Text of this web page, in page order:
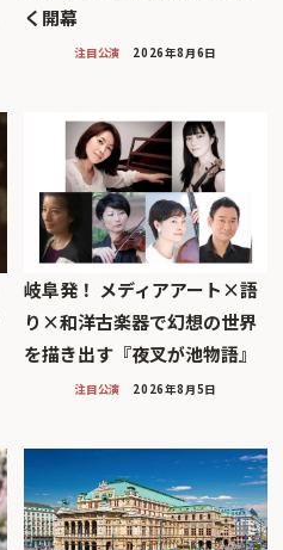
く開幕
注目公演 2026年8月6日
岐阜発！ メディアアート×語
り×和洋古楽器で幻想の世界
を描き出す『夜叉が池物語』
注目公演 2026年8月5日